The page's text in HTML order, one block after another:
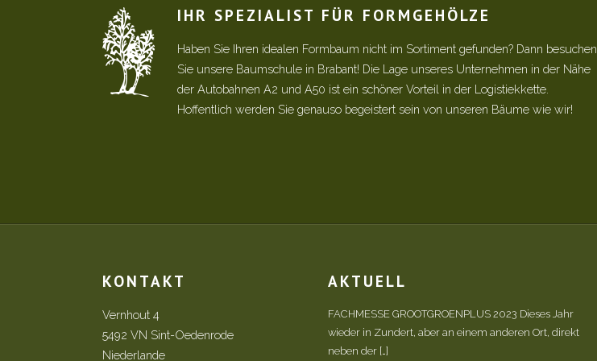
IHR SPEZIALIST FÜR FORMGEHÖLZE
Haben Sie Ihren idealen Formbaum nicht im Sortiment gefunden? Dann besuchen
Sie unsere Baumschule in Brabant! Die Lage unseres Unternehmen in der Nähe
der Autobahnen A2 und A50 ist ein schöner Vorteil in der Logistiekkette.
Hoffentlich werden Sie genauso begeistert sein von unseren Bäume wie wir!
KONTAKT
Vernhout 4
5492 VN Sint-Oedenrode
Niederlande
AKTUELL
FACHMESSE GROOTGROENPLUS 2023 Dieses Jahr
wieder in Zundert, aber an einem anderen Ort, direkt
neben der […]